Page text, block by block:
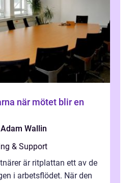
en
Adam Wallin
& Support
är ritplattan ett av de
i arbetsflödet. När den